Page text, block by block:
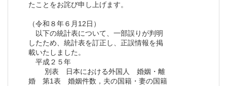
たことをお詫び申し上げます。
（令和８年６月12日）
以下の統計表について、一部誤りが判明
したため、統計表を訂正し、正誤情報を掲
載いたしました。
平成２５年
別表 日本における外国人 婚姻・離
婚 第1表 婚姻件数，夫の国籍・妻の国籍